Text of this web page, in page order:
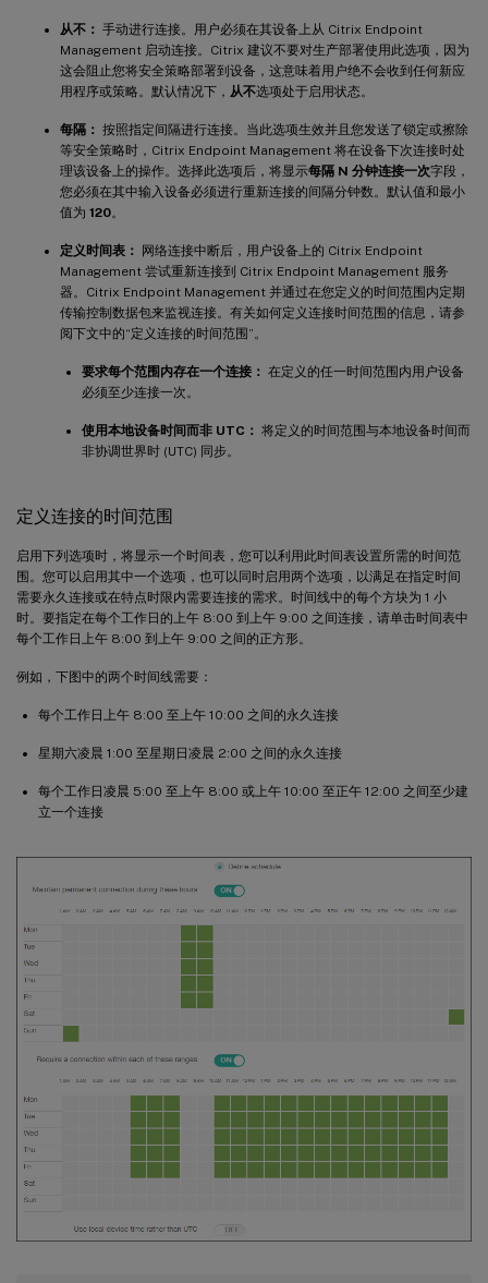
从不： 手动进行连接。用户必须在其设备上从 Citrix Endpoint
Management 启动连接。Citrix 建议不要对生产部署使用此选项，因为
这会阻止您将安全策略部署到设备，这意味着用户绝不会收到任何新应
用程序或策略。默认情况下， 从不选项处于启用状态。
每隔： 按照指定间隔进行连接。当此选项生效并且您发送了锁定或擦除
等安全策略时，Citrix Endpoint Management 将在设备下次连接时处
理该设备上的操作。选择此选项后，将显示每隔 N 分钟连接一次字段，
您必须在其中输入设备必须进行重新连接的间隔分钟数。默认值和最小
值为 120。
定义时间表：
网络连接中断后，用户设备上的 Citrix Endpoint
Management 尝试重新连接到 Citrix Endpoint Management 服务
器。Citrix Endpoint Management 并通过在您定义的时间范围内定期
传输控制数据包来监视连接。有关如何定义连接时间范围的信息，请参
阅下文中的“定义连接的时间范围”。
要求每个范围内存在一个连接： 在定义的任一时间范围内用户设备
必须至少连接一次。
使用本地设备时间而非 UTC： 将定义的时间范围与本地设备时间而
非协调世界时 (UTC) 同步。
定义连接的时间范围
启用下列选项时，将显示一个时间表，您可以利用此时间表设置所需的时间范
围。您可以启用其中一个选项，也可以同时启用两个选项，以满足在指定时间
需要永久连接或在特点时限内需要连接的需求。时间线中的每个方块为 1 小
时。要指定在每个工作日的上午 8:00 到上午 9:00 之间连接，请单击时间表中
每个工作日上午 8:00 到上午 9:00 之间的正方形。
例如，下图中的两个时间线需要：
每个工作日上午 8:00 至上午 10:00 之间的永久连接
星期六凌晨 1:00 至星期日凌晨 2:00 之间的永久连接
每个工作日凌晨 5:00 至上午 8:00 或上午 10:00 至正午 12:00 之间至少建
立一个连接